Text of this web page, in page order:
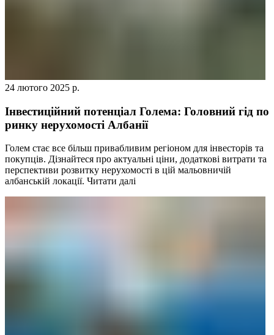
24 лютого 2025 р.
Інвестиційний потенціал Голема: Головний гід по
ринку нерухомості Албанії
Голем стає все більш привабливим регіоном для інвесторів та
покупців. Дізнайтеся про актуальні ціни, додаткові витрати та
перспективи розвитку нерухомості в цій мальовничій
албанській локації. Читати далі